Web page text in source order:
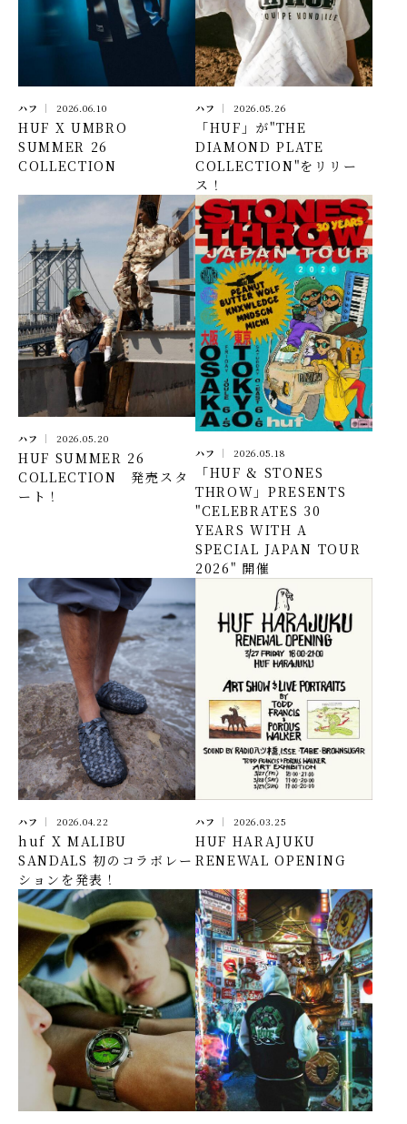
ハフ 2026.06.10
HUF X UMBRO
SUMMER 26
COLLECTION
ハフ 2026.05.26
「HUF」が"THE
DIAMOND PLATE
COLLECTION"をリリー
ス！
ハフ 2026.05.20
HUF SUMMER 26
COLLECTION 発売スタ
ート！
ハフ 2026.05.18
「HUF & STONES
THROW」PRESENTS
"CELEBRATES 30
YEARS WITH A
SPECIAL JAPAN TOUR
2026" 開催
ハフ 2026.04.22
huf X MALIBU
SANDALS 初のコラボレー
ションを発表！
ハフ 2026.03.25
HUF HARAJUKU
RENEWAL OPENING